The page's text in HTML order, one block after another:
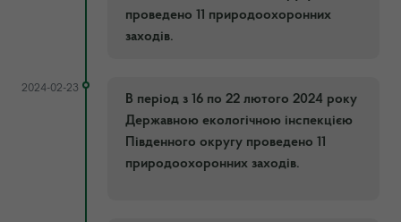
проведено 11 природоохоронних
заходів.
2024-02-23
В період з 16 по 22 лютого 2024 року
Державною екологічною інспекцією
Південного округу проведено 11
природоохоронних заходів.